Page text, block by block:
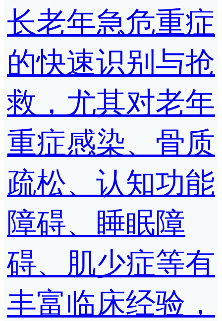
长老年急危重症
的快速识别与抢
救，尤其对老年
重症感染、骨质
疏松、认知功能
障碍、睡眠障
碍、肌少症等有
丰富临床经验，